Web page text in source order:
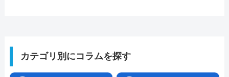
カテゴリ別にコラムを探す